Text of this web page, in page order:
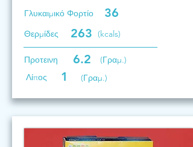
Γλυκαιμικό Φορτίο 36
Θερμίδες 263 (kcals)
Προτεινη 6.2
(Γραμ.)
Λίπος
1 (Γραμ.)